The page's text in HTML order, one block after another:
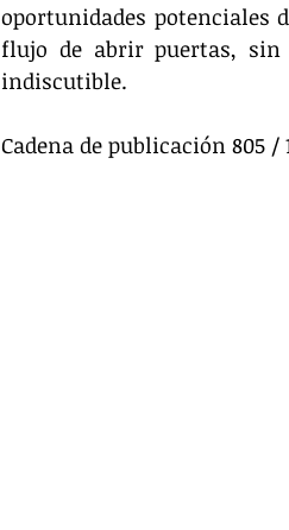
oportunidades potenciales
flujo de abrir puertas, sin
indiscutible.
Cadena de publicación 805 /